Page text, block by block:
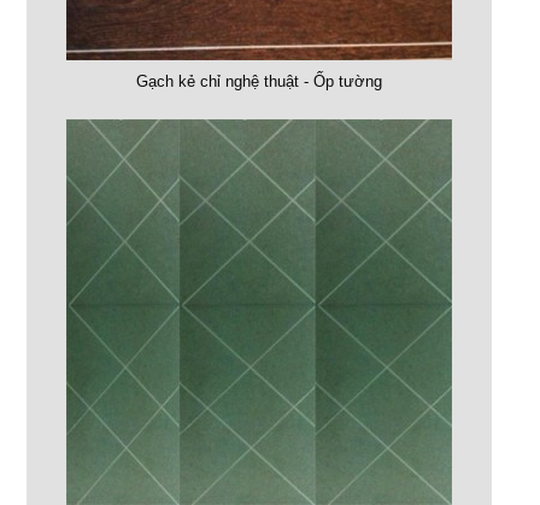
Gạch kẻ chỉ nghệ thuật - Ốp tường